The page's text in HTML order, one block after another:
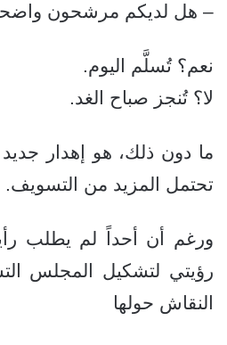
– هل لديكم مرشحون
نعم؟ تُسلَّم اليوم.
لا؟ تُنجز صباح الغد.
ما دون ذلك، هو إهدار
تحتمل المزيد من التسويف.
ورغم أن أحداً لم يطلب
رؤيتي لتشكيل المجلس
النقاش حولها